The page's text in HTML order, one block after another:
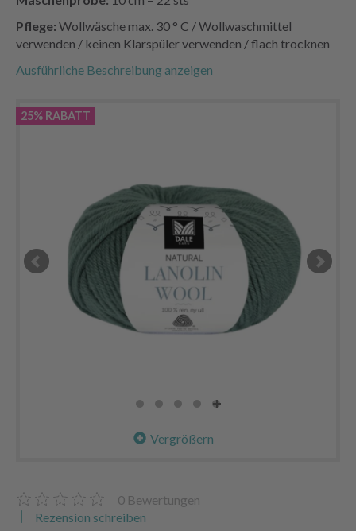
Pflege: Wollwäsche max. 30 ° C / Wollwaschmittel
verwenden / keinen Klarspüler verwenden / flach trocknen
Ausführliche Beschreibung anzeigen
25% RABATT
Vergrößern
0 Bewertungen
Rezension schreiben